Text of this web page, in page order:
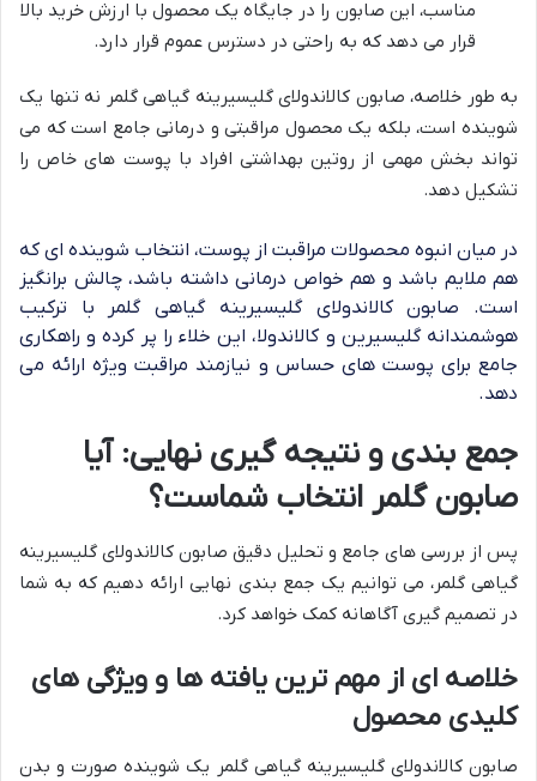
مناسب، این صابون را در جایگاه یک محصول با ارزش خرید بالا
قرار می دهد که به راحتی در دسترس عموم قرار دارد.
به طور خلاصه، صابون کالاندولای گلیسیرینه گیاهی گلمر نه تنها یک
شوینده است، بلکه یک محصول مراقبتی و درمانی جامع است که می
تواند بخش مهمی از روتین بهداشتی افراد با پوست های خاص را
تشکیل دهد.
در میان انبوه محصولات مراقبت از پوست، انتخاب شوینده ای که
هم ملایم باشد و هم خواص درمانی داشته باشد، چالش برانگیز
است. صابون کالاندولای گلیسیرینه گیاهی گلمر با ترکیب
هوشمندانه گلیسیرین و کالاندولا، این خلاء را پر کرده و راهکاری
جامع برای پوست های حساس و نیازمند مراقبت ویژه ارائه می
دهد.
جمع بندی و نتیجه گیری نهایی: آیا
صابون گلمر انتخاب شماست؟
پس از بررسی های جامع و تحلیل دقیق صابون کالاندولای گلیسیرینه
گیاهی گلمر، می توانیم یک جمع بندی نهایی ارائه دهیم که به شما
در تصمیم گیری آگاهانه کمک خواهد کرد.
خلاصه ای از مهم ترین یافته ها و ویژگی های
کلیدی محصول
صابون کالاندولای گلیسیرینه گیاهی گلمر یک شوینده صورت و بدن